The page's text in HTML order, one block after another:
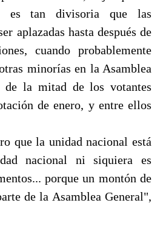
es tan divisoria que las
aplazadas hasta después de
cuando probablemente
minorías en la Asamblea
de la mitad de los votantes
de enero, y entre ellos
que la unidad nacional está
nacional ni siquiera es
porque un montón de
de la Asamblea General",